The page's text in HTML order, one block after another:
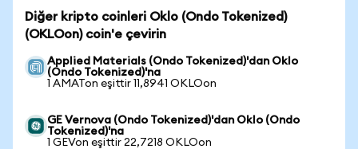
Diğer kripto coinleri Oklo (Ondo Tokenized)
(OKLOon) coin'e çevirin
Applied Materials (Ondo Tokenized)'dan Oklo
(Ondo Tokenized)'na
1 AMATon eşittir 11,8941 OKLOon
GE Vernova (Ondo Tokenized)'dan Oklo (Ondo
Tokenized)'na
1 GEVon eşittir 22,7218 OKLOon